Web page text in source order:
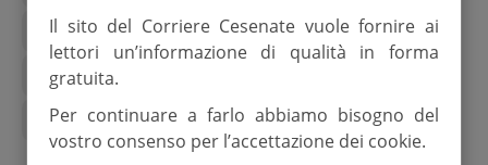
arcivescovo antonio giuseppe caiazzo
bcc di sarsina
mauro fabbretti Sarsina
Il sito del Corriere Cesenate vuole fornire ai
lettori un’informazione di qualità in forma
gratuita.
Per continuare a farlo abbiamo bisogno del
vostro consenso per l’accettazione dei cookie.